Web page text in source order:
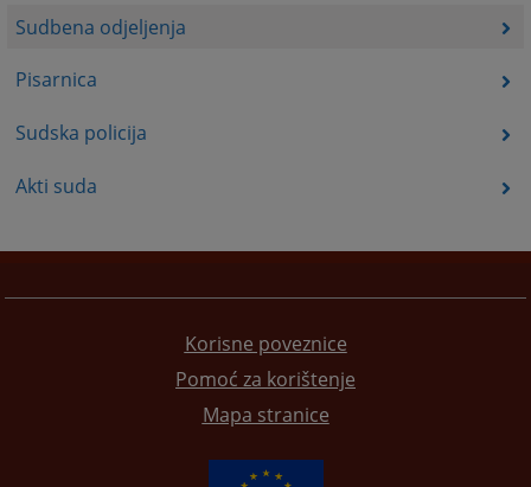
Sudbena odjeljenja
Pisarnica
Sudska policija
Akti suda
Korisne poveznice
Pomoć za korištenje
Mapa stranice